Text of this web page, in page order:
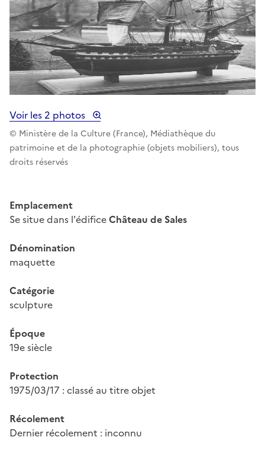
Emplacement
Se situe dans l'édificeChâteau de Sales
Dénomination
maquette
Catégorie
sculpture
Époque
19e siècle
Protection
1975/03/17 : classé au titre objet
Récolement
Dernier récolement : inconnu
Voir les 2 photos
© Ministère de la Culture (France), Médiathèque du
patrimoine et de la photographie (objets mobiliers), tous
droits réservés